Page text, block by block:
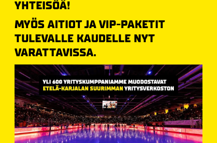
YHTEISÖÄ!
MYÖS AITIOT JA VIP-PAKETIT
TULEVALLE KAUDELLE NYT
VARATTAVISSA.